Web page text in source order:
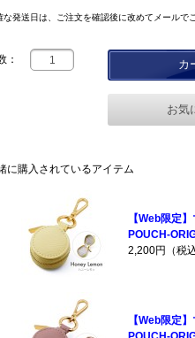
な発送日は、ご注文を確認後に改めてメールで
： カ
お気
に購入されているアイテム
【Web限定
POUCH-
2,200円（税込
【Web限定